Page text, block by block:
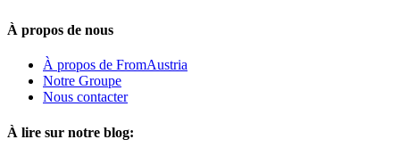
À propos de nous
À propos de FromAustria
Notre Groupe
Nous contacter
À lire sur notre blog: